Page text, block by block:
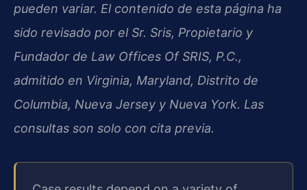
pueden variar. El contenido de esta página ha
sido revisado por el Sr. Sris, Propietario y
Fundador de Law Offices Of SRIS, P.C.,
admitido en Virginia, Maryland, Distrito de
Columbia, Nueva Jersey y Nueva York. Las
consultas son solo con cita previa.